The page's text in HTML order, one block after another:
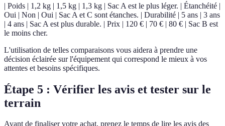
| Poids | 1,2 kg | 1,5 kg | 1,3 kg | Sac A est le plus léger. | Étanchéité |
Oui | Non | Oui | Sac A et C sont étanches. | Durabilité | 5 ans | 3 ans
| 4 ans | Sac A est plus durable. | Prix | 120 € | 70 € | 80 € | Sac B est
le moins cher.
L'utilisation de telles comparaisons vous aidera à prendre une
décision éclairée sur l'équipement qui correspond le mieux à vos
attentes et besoins spécifiques.
Étape 5 : Vérifier les avis et tester sur le
terrain
Avant de finaliser votre achat, prenez le temps de lire les avis des